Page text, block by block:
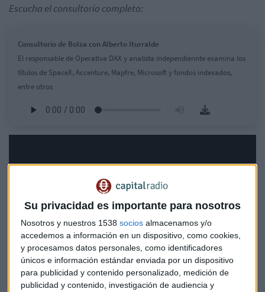
Su privacidad es importante para nosotros
Nosotros y nuestros 1538 socios almacenamos y/o
accedemos a información en un dispositivo, como cookies,
y procesamos datos personales, como identificadores
únicos e información estándar enviada por un dispositivo
para publicidad y contenido personalizado, medición de
publicidad y contenido, investigación de audiencia y
Escucha el consultorio completo:
Consultorio de Bolsa con Alberto Iturralde
El responsable de Operativa DAX y analista independiennte examina los
títulos de SpaceX, Accenture, Mapfre, Microsoft y fondos indexados,
entre otros